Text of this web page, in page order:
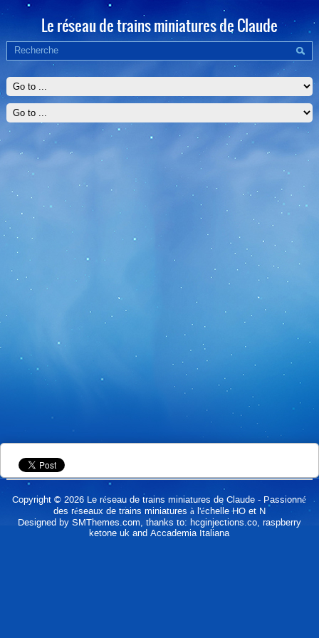
Le réseau de trains miniatures de Claude
Copyright © 2026 Le réseau de trains miniatures de Claude - Passionné
des réseaux de trains miniatures à l'échelle HO et N
Designed by SMThemes.com, thanks to: hcginjections.co, raspberry
ketone uk andAccademia Italiana